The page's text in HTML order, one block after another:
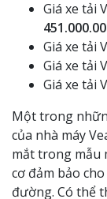
Giá xe tải
Giá xe tải
Giá xe tải
Giá xe tải
Một trong
của nhà máy
mắt trong mẫu
cơ đảm bảo
đường. Có thể